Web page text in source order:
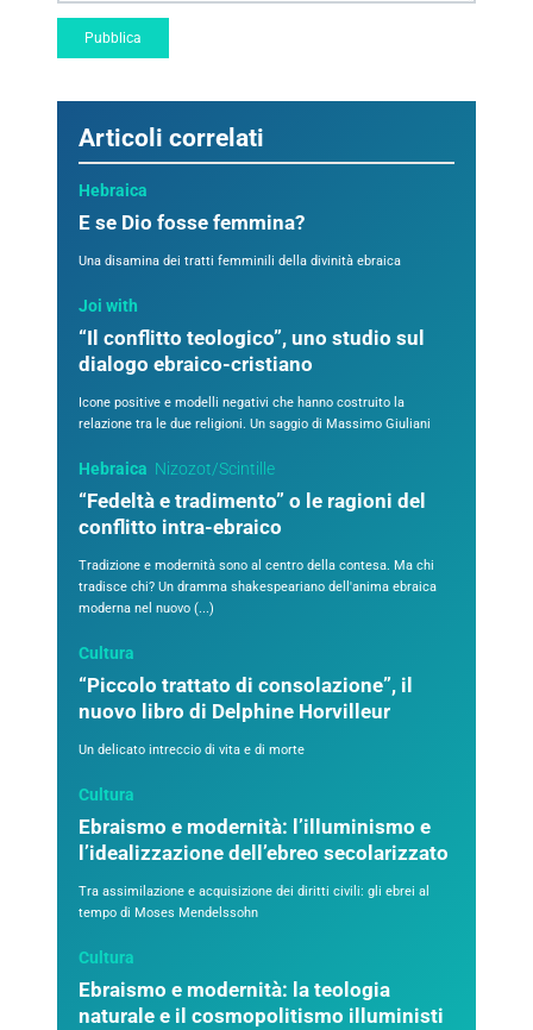
Articoli correlati
Hebraica
E se Dio fosse femmina?
Una disamina dei tratti femminili della divinità ebraica
Joi with
“Il conflitto teologico”, uno studio sul
dialogo ebraico-cristiano
Icone positive e modelli negativi che hanno costruito la
relazione tra le due religioni. Un saggio di Massimo Giuliani
Hebraica Nizozot/Scintille
“Fedeltà e tradimento” o le ragioni del
conflitto intra-ebraico
Tradizione e modernità sono al centro della contesa. Ma chi
tradisce chi? Un dramma shakespeariano dell'anima ebraica
moderna nel nuovo (...)
Cultura
“Piccolo trattato di consolazione”, il
nuovo libro di Delphine Horvilleur
Un delicato intreccio di vita e di morte
Cultura
Ebraismo e modernità: l’illuminismo e
l’idealizzazione dell’ebreo secolarizzato
Tra assimilazione e acquisizione dei diritti civili: gli ebrei al
tempo di Moses Mendelssohn
Cultura
Ebraismo e modernità: la teologia
naturale e il cosmopolitismo illuministi